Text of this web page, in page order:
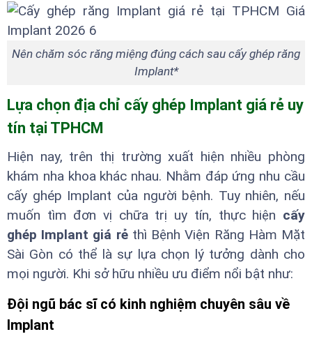
Nên chăm sóc răng miệng đúng cách sau cấy ghép răng
Implant*
Lựa chọn địa chỉ cấy ghép Implant giá rẻ uy
tín tại TPHCM
Hiện nay, trên thị trường xuất hiện nhiều phòng
khám nha khoa khác nhau. Nhằm đáp ứng nhu cầu
cấy ghép Implant của người bệnh. Tuy nhiên, nếu
muốn tìm đơn vị chữa trị uy tín, thực hiện cấy
ghép Implant giá rẻthì Bệnh Viện Răng Hàm Mặt
Sài Gòn có thể là sự lựa chọn lý tưởng dành cho
mọi người. Khi sở hữu nhiều ưu điểm nổi bật như:
Đội ngũ bác sĩ có kinh nghiệm chuyên sâu về
Implant